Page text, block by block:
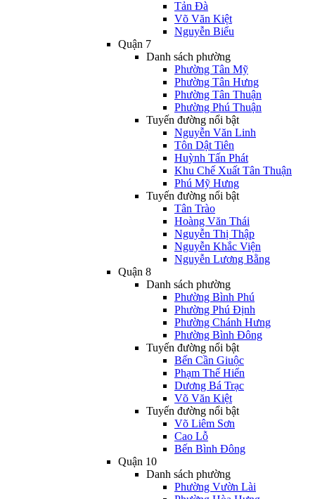
Tản Đà
Võ Văn Kiệt
Nguyễn Biểu
Quận 7
Danh sách phường
Phường Tân Mỹ
Phường Tân Hưng
Phường Tân Thuận
Phường Phú Thuận
Tuyến đường nổi bật
Nguyễn Văn Linh
Tôn Dật Tiên
Huỳnh Tấn Phát
Khu Chế Xuất Tân Thuận
Phú Mỹ Hưng
Tuyến đường nổi bật
Tân Trào
Hoàng Văn Thái
Nguyễn Thị Thập
Nguyễn Khắc Viện
Nguyễn Lương Bằng
Quận 8
Danh sách phường
Phường Bình Phú
Phường Phú Định
Phường Chánh Hưng
Phường Bình Đông
Tuyến đường nổi bật
Bến Cần Giuộc
Phạm Thế Hiển
Dương Bá Trạc
Võ Văn Kiệt
Tuyến đường nổi bật
Võ Liêm Sơn
Cao Lỗ
Bến Bình Đông
Quận 10
Danh sách phường
Phường Vườn Lài